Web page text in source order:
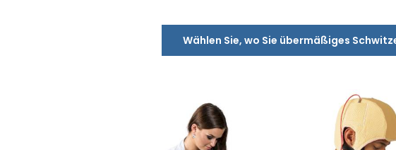
Wählen Sie, wo Sie übermäßiges